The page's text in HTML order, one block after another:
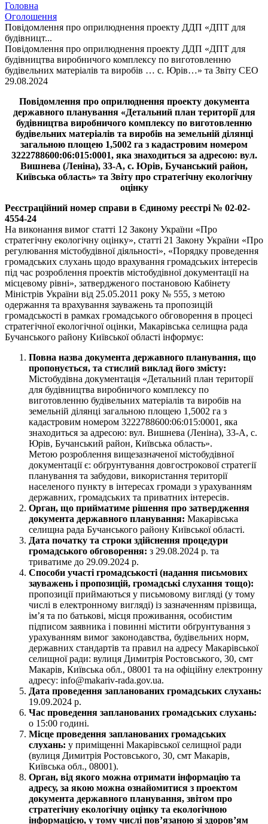
Головна
Оголошення
Повідомлення про оприлюднення проекту ДДП «ДПТ для
будівницт...
Повідомлення про оприлюднення проекту ДДП «ДПТ для
будівництва виробничого комплексу по виготовленню
будівельних матеріалів та виробів … с. Юрів…» та Звіту СЕО
29.08.2024
Повідомлення про оприлюднення проекту документа
державного планування «Детальний план території для
будівництва виробничого комплексу по виготовленню
будівельних матеріалів та виробів на земельній ділянці
загальною площею 1,5002 га з кадастровим номером
3222788600:06:015:0001, яка знаходиться за адресою: вул.
Вишнева (Леніна), 33-А, с. Юрів, Бучанський район,
Київська область» та Звіту про стратегічну екологічну
оцінку
Реєстраційний номер справи в Єдиному реєстрі № 02-02-
4554-24
На виконання вимог статті 12 Закону України «Про
стратегічну екологічну оцінку», статті 21 Закону України «Про
регулювання містобудівної діяльності», «Порядку проведення
громадських слухань щодо врахування громадських інтересів
під час розроблення проектів містобудівної документації на
місцевому рівні», затвердженого постановою Кабінету
Міністрів України від 25.05.2011 року № 555, з метою
одержання та врахування зауважень та пропозицій
громадськості в рамках громадського обговорення в процесі
стратегічної екологічної оцінки, Макарівська селищна рада
Бучанського району Київської області інформує:
Повна назва документа державного планування, що
пропонується, та стислий виклад його змісту:
Містобудівна документація «Детальний план території
для будівництва виробничого комплексу по
виготовленню будівельних матеріалів та виробів на
земельній ділянці загальною площею 1,5002 га з
кадастровим номером 3222788600:06:015:0001, яка
знаходиться за адресою: вул. Вишнева (Леніна), 33-А, с.
Юрів, Бучанський район, Київська область».
Метою розроблення вищезазначеної містобудівної
документації є: обґрунтування довгострокової стратегії
планування та забудови, використання території
населеного пункту в інтересах громади з урахуванням
державних, громадських та приватних інтересів.
Орган, що прийматиме рішення про затвердження
документа державного планування: Макарівська
селищна рада Бучанського району Київської області.
Дата початку та строки здійснення процедури
громадського обговорення: з 29.08.2024 р. та
триватиме до 29.09.2024 р.
Способи участі громадськості (надання письмових
зауважень і пропозицій, громадські слухання тощо):
пропозиції приймаються у письмовому вигляді (у тому
числі в електронному вигляді) із зазначенням прізвища,
ім’я та по батькові, місця проживання, особистим
підписом заявника і повинні містити обґрунтування з
урахуванням вимог законодавства, будівельних норм,
державних стандартів та правил на адресу Макарівської
селищної ради: вулиця Димитрія Ростовського, 30, смт
Макарів, Київська обл., 08001 та на офіційну електронну
адресу: info@makariv-rada.gov.ua.
Дата проведення запланованих громадських слухань:
19.09.2024 р.
Час проведення запланованих громадських слухань:
о 15:00 годині.
Місце проведення запланованих громадських
слухань: у приміщенні Макарівської селищної ради
(вулиця Димитрія Ростовського, 30, смт Макарів,
Київська обл., 08001).
Орган, від якого можна отримати інформацію та
адресу, за якою можна ознайомитися з проектом
документа державного планування, звітом про
стратегічну екологічну оцінку та екологічною
інформацією, у тому числі пов’язаною зі здоров’ям